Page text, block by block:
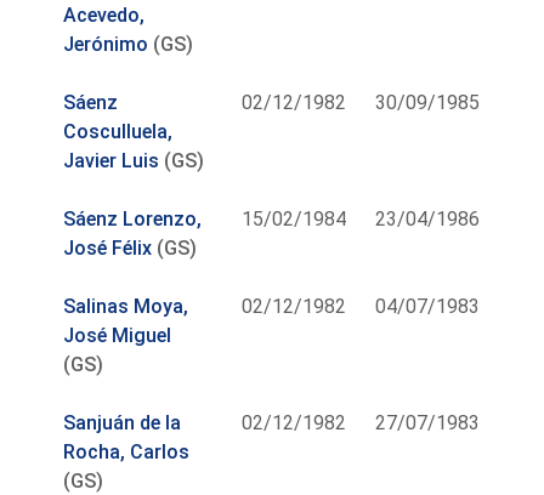
Acevedo,
Jerónimo (GS)
Sáenz
Cosculluela,
Javier Luis (GS)
02/12/1982 30/09/1985
Sáenz Lorenzo,
José Félix (GS)
15/02/1984 23/04/1986
Salinas Moya,
José Miguel
(GS)
02/12/1982 04/07/1983
Sanjuán de la
Rocha, Carlos
(GS)
02/12/1982 27/07/1983